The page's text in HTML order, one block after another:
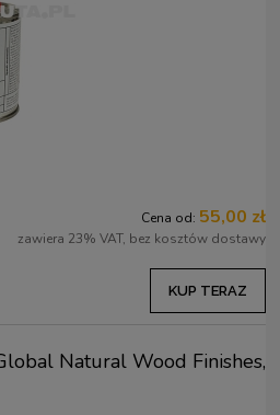
Cena od: 55,00 zł
zawiera 23% VAT, bez kosztów dostawy
KUP TERAZ
Natural Wood Finishes,